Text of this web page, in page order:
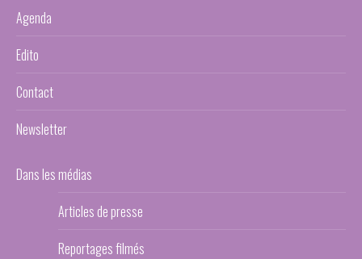
Agenda
Edito
Contact
Newsletter
Dans les médias
Articles de presse
Reportages filmés